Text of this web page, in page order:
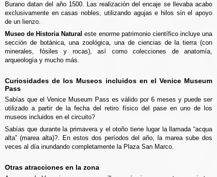
Burano datan del año 1500. Las realización del encaje se llevaba acabo
exclusivamente en casas nobles, utilizando agujas e hilos sin el apoyo
de un lienzo.
Museo de Historia Natural este enorme patrimonio científico incluye una
sección de botánica, una zoológica, una de ciencias de la tierra (con
minerales, fósiles y rocas), así como colecciones de anatomía,
arqueología y mucho más.
Curiosidades de los Museos incluidos en el Venice Museum
Pass
Sabías que el Venice Museum Pass es válido por 6 meses y puede ser
utilizado a partir de la fecha del retiro físico del pase en uno de los
museos incluidos en el circuito?
Sabías que durante la primavera y el otoño tiene lugar la llamada “acqua
alta” (marea alta)?. En estos dos períodos del año, la marea sube dos
veces al día inundando completamente la Plaza San Marco.
Otras atracciones en la zona